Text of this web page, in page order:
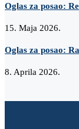
Oglas za posao:
15. Maja 2026.
Oglas za posao:
8. Aprila 2026.